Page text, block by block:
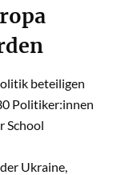
beteiligen
Politiker:innen
School
Ukraine,